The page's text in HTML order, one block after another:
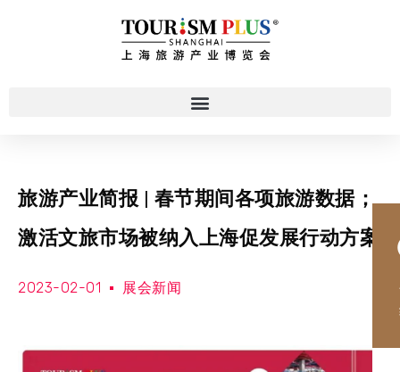
旅游产业简报 | 春节期间各项旅游数据；
激活文旅市场被纳入上海促发展行动方案
2023-02-01 展会新闻